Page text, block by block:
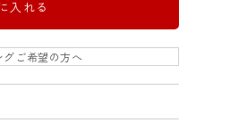
入れる
ご希望の方へ